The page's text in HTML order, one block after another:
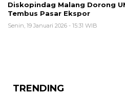
Diskopindag Malang Dorong
Tembus Pasar Ekspor
Senin, 19 Januari 2026 - 15:31 WIB
TRENDING